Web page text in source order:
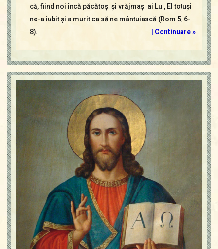
că, fiind noi încă păcătoşi şi vrăjmaşi ai Lui, El totuşi
ne-a iubit şi a murit ca să ne mântuiască (Rom 5, 6-
8).
| Continuare »